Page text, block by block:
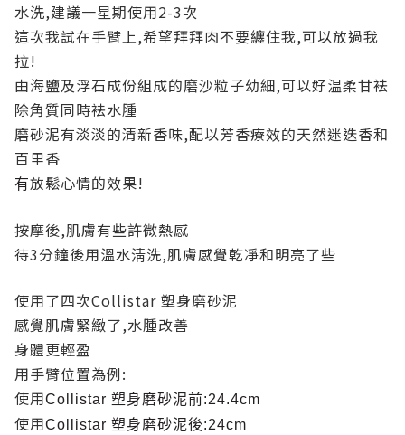
水洗,建議一星期使用2-3次
這次我試在手臂上,希望拜拜肉不要纏住我,可以放過我
拉!
由海鹽及浮石成份組成的磨沙粒子幼細,可以好温柔甘袪
除角質同時袪水腫
磨砂泥有淡淡的清新香味,配以芳香療效的天然迷迭香和
百里香
有放鬆心情的效果!
按摩後,肌膚有些許微熱感
待3分鐘後用溫水淸洗,肌膚感覺乾凈和明亮了些
使用了四次Collistar 塑身磨砂泥
感覺肌膚緊緻了,水腫改善
身體更輕盈
用手臂位置為例:
使用Collistar 塑身磨砂泥前:24.4cm
使用Collistar 塑身磨砂泥後:24cm